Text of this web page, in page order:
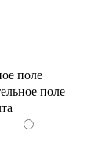
поле
поле